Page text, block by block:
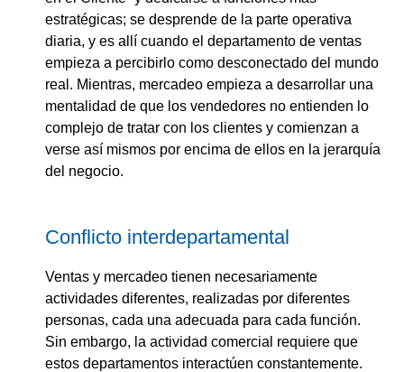
estratégicas; se desprende de la parte operativa
diaria, y es allí cuando el departamento de ventas
empieza a percibirlo como desconectado del mundo
real. Mientras, mercadeo empieza a desarrollar una
mentalidad de que los vendedores no entienden lo
complejo de tratar con los clientes y comienzan a
verse así mismos por encima de ellos en la jerarquía
del negocio.
Conflicto interdepartamental
Ventas y mercadeo tienen necesariamente
actividades diferentes, realizadas por diferentes
personas, cada una adecuada para cada función.
Sin embargo, la actividad comercial requiere que
estos departamentos interactúen constantemente.